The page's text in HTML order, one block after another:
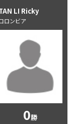
LI Ricky
ロンビア
0勝